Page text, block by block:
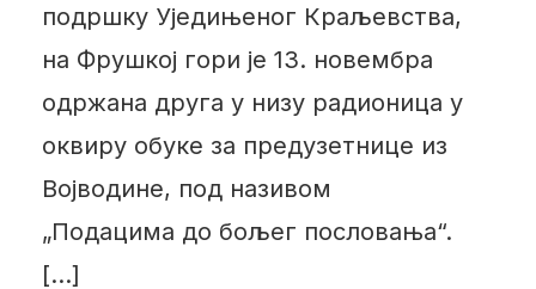
подршку Уједињеног Краљевства,
на Фрушкој гори је 13. новембра
одржанa другa у низу радионица у
оквиру обуке за предузетнице из
Војводине, под називом
„Подацима до бољег пословања“.
[…]